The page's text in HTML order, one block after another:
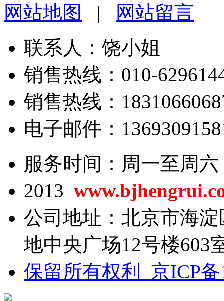
网站地图 |
网站留言
联系人：饶小姐
销售热线：010-
销售热线：
电子邮件：
服务时间：周一至周
2013
公司地址：北京市海
地中央广场12号楼603
保留所有权利 京ICP备